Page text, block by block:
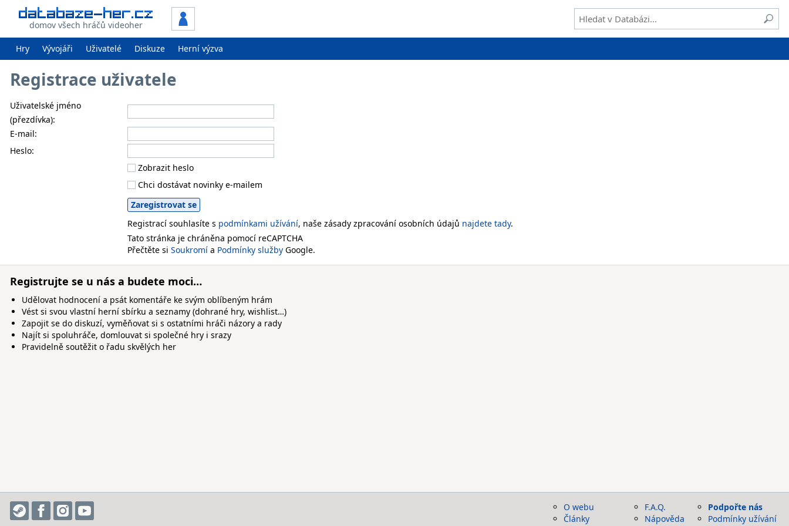
domov všech hráčů videoher
Hry Vývojáři Uživatelé Diskuze Herní výzva
Registrace uživatele
Uživatelské jméno
(přezdívka):
E-mail:
Heslo:
Zobrazit heslo
Chci dostávat novinky e-mailem
Registrací souhlasíte s podmínkami užívání, naše zásady zpracování osobních údajů najdete tady.
Tato stránka je chráněna pomocí reCAPTCHA
Přečtěte si Soukromí a Podmínky služby Google.
Registrujte se u nás a budete moci…
Udělovat hodnocení a psát komentáře ke svým oblíbeným hrám
Vést si svou vlastní herní sbírku a seznamy (dohrané hry, wishlist…)
Zapojit se do diskuzí, vyměňovat si s ostatními hráči názory a rady
Najít si spoluhráče, domlouvat si společné hry i srazy
Pravidelně soutěžit o řadu skvělých her
O webu
Články
F.A.Q.
Nápověda
Podpořte nás
Podmínky užívání